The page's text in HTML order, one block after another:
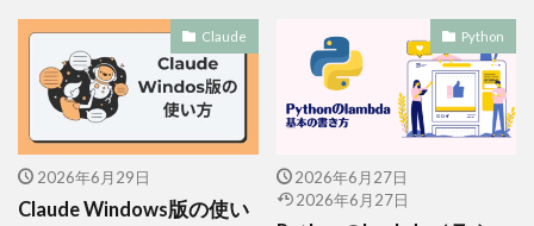
Claude
2026年6月29日
Claude Windows版の使い
Python
2026年6月27日
2026年6月27日